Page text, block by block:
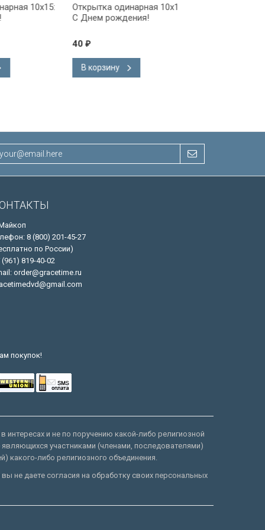
10x15:
Открытка одинарная 10x15:
С Днем рождения!
₽
В корзину
8 (800) 201-45-27
по России)
(961) 819-40-02
order@gracetime.ru
покупок!
интересах и не по поручению какой-либо религиозной
участниками (членами, последователями)
какого-либо религиозного объединения.
не даете согласия на обработку своих персональных